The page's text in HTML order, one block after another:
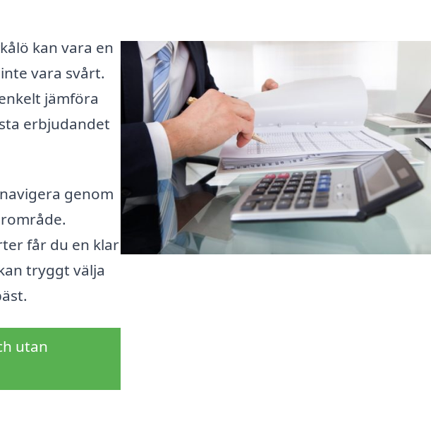
kan vara en
vara svårt.
jämföra
erbjudandet
genom
får du en klar
tryggt välja
utan